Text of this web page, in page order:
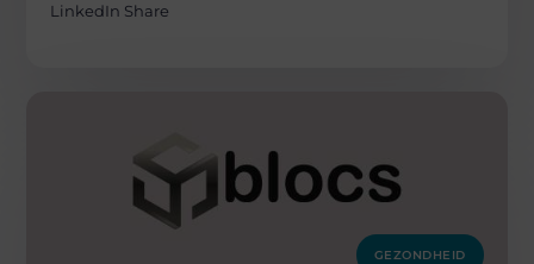
LinkedIn Share
GEZONDHEID